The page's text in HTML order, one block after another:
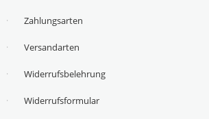
Zahlungsarten
Versandarten
Widerrufsbelehrung
Widerrufsformular